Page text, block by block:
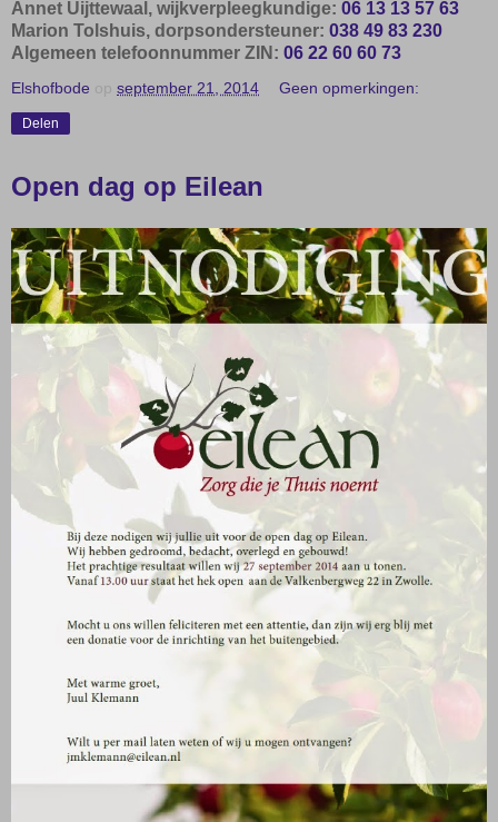
Annet Uijttewaal, wijkverpleegkundige: 06 13 13 57 63
Marion Tolshuis, dorpsondersteuner: 038 49 83 230
Algemeen telefoonnummer ZIN: 06 22 60 60 73
Elshofbode op september 21, 2014 Geen opmerkingen:
Delen
Open dag op Eilean